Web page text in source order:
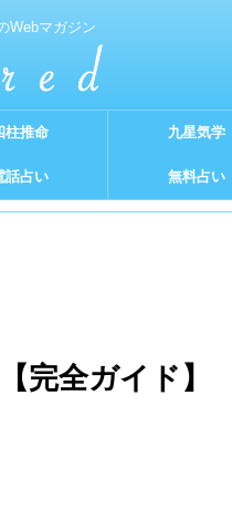
Webマガジン
柱推命 九星気学
話占い 無料占い
完全ガイド】